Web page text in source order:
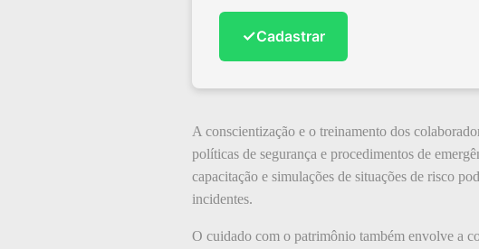
✓Cadastrar
A conscientização e o treinamento dos
políticas de segurança e procedimentos de
capacitação e simulações de situações de risco
incidentes.
O cuidado com o patrimônio também envolve a